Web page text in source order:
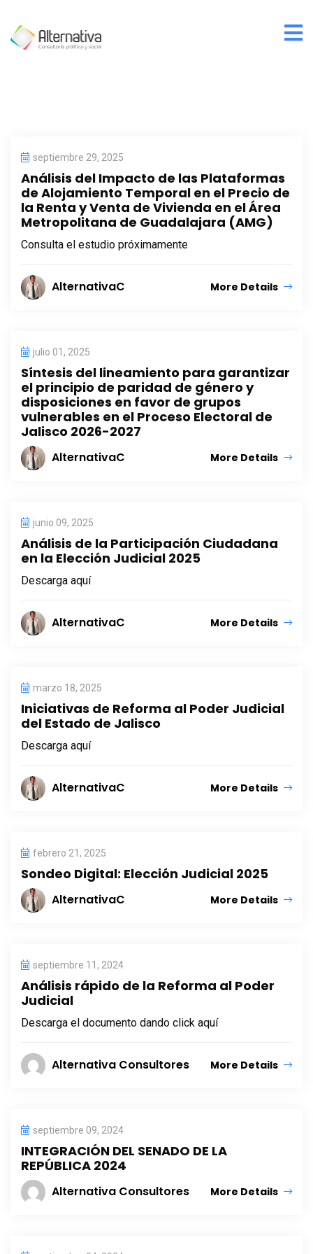
septiembre 29, 2025
Análisis del Impacto de las Plataformas
de Alojamiento Temporal en el Precio de
la Renta y Venta de Vivienda en el Área
Metropolitana de Guadalajara (AMG)
Consulta el estudio próximamente
AlternativaC More Details
julio 01, 2025
Síntesis del lineamiento para garantizar
el principio de paridad de género y
disposiciones en favor de grupos
vulnerables en el Proceso Electoral de
Jalisco 2026-2027
AlternativaC More Details
junio 09, 2025
Análisis de la Participación Ciudadana
en la Elección Judicial 2025
Descarga aquí
AlternativaC More Details
marzo 18, 2025
Iniciativas de Reforma al Poder Judicial
del Estado de Jalisco
Descarga aquí
AlternativaC More Details
febrero 21, 2025
Sondeo Digital: Elección Judicial 2025
AlternativaC More Details
septiembre 11, 2024
Análisis rápido de la Reforma al Poder
Judicial
Descarga el documento dando click aquí
Alternativa Consultores More Details
septiembre 09, 2024
INTEGRACIÓN DEL SENADO DE LA
REPÚBLICA 2024
Alternativa Consultores More Details